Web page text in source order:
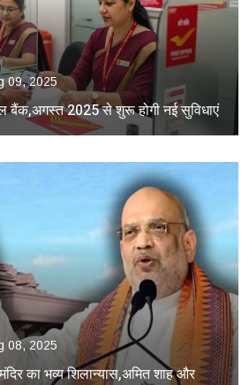
09, 2025
बैंक,अगस्त 2025 से शुरू होगी नई सुविधाएं
08, 2025
का भव्य शिलान्यास,अमित शाह और